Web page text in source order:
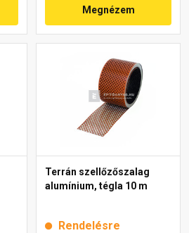
Megnézem
Terrán szellőzőszalag
alumínium, tégla 10 m
Rendelésre